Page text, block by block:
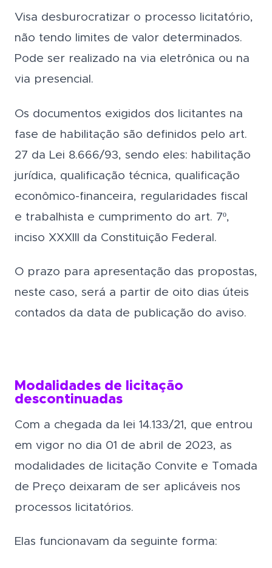
Visa desburocratizar o processo licitatório,
não tendo limites de valor determinados.
Pode ser realizado na via eletrônica ou na
via presencial.
Os documentos exigidos dos licitantes na
fase de habilitação são definidos pelo art.
27 da Lei 8.666/93, sendo eles: habilitação
jurídica, qualificação técnica, qualificação
econômico-financeira, regularidades fiscal
e trabalhista e cumprimento do art. 7º,
inciso XXXIII da Constituição Federal.
O prazo para apresentação das propostas,
neste caso, será a partir de oito dias úteis
contados da data de publicação do aviso.
Modalidades de licitação
descontinuadas
Com a chegada da lei 14.133/21, que entrou
em vigor no dia 01 de abril de 2023, as
modalidades de licitação Convite e Tomada
de Preço deixaram de ser aplicáveis nos
processos licitatórios.
Elas funcionavam da seguinte forma: